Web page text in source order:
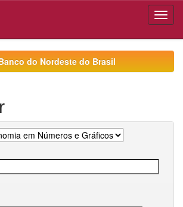
do Nordeste do Brasil